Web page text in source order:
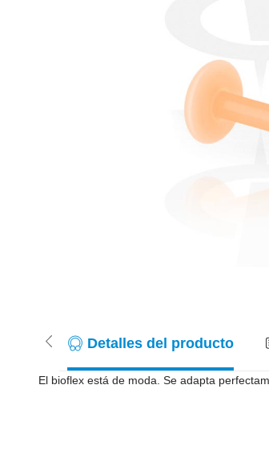
Detalles del producto
El bioflex está de moda. Se adapta